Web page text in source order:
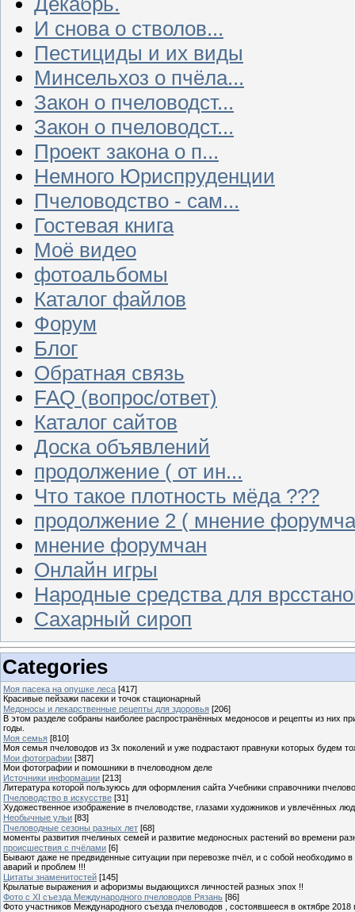
И снова о стволов...
Пестициды и их виды
Минсельхоз о пчёла...
Закон о пчеловодст...
Закон о пчеловодст...
Проект закона о п...
Немного Юриспруденции
Пчеловодство - сам...
Гостевая книга
Моё видео
фотоальбомы
Каталог файлов
Форум
Блог
Обратная связь
FAQ (вопрос/ответ)
Каталог сайтов
Доска объявлений
продолжение ( от ин...
Что такое плотность мёда ???
продолжение 2 ( мнение
мнение форумчан
Онлайн игры
Народные средства для
Сахарный сироп
Categories
Моя пасека на опушке леса [417]
Красивые пейзажи пасеки и точок стационарный
Медоносы и лекарственные рецепты для здоровья [206]
В этом разделе собраны наиболее распространённых медоносов и рецепты из них
годы.
Моя семья [810]
Моя семья пчеловодов из 3х поколений и уже подрастают правнуки которых будем
Мои фотографии [387]
Мои фотографии и помошники в пчеловодном деле
Источники информации [213]
Литература которой пользуюсь для оформления сайта Учебники справочники
Пчеловодство в искусстве [31]
Художественное изображение в пчеловодстве, глазами художников и увлечённых
Необычные ульи [83]
Пчеловодные сезоны разных лет [68]
моменты развития пчелиных семей и развитие медоносных растений во времени
происшествия с пчёлами [6]
Бывают даже не предвиденные ситуации при перевозке пчёл, и с собой необходимо
аварий и проблем !!!
Цитаты знаменитостей [145]
Крылатые выражения и афоризмы выдающихся личностей разных эпох !!
Фото с XI съезда Международного пчеловодов Рязань [86]
Фото участников Международного съезда пчеловодов , состоявшееся в октябре 2018